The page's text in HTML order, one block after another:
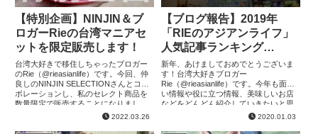
【特別企画】NINJIN＆ブ
ロガーRieの台湾マニアセ
ットを限定販売します！
台湾大好きで移住しちゃったブロガー
のRie（@rieasianlife）です。今回、仲
良しのNINJIN SELECTIONさんとコラ
ボレーションし、私のセレクト商品を
数量限定で販売することになりまし
た！さすがRieさん、選んだ商品がニッ
2022.03.26
【ブログ報告】2019年
「RIEのアジアンライフ」
人気記事ランキング
Top10!!
新年、あけましておめでとうございま
す！台湾大好きブロガー
Rie（@rieasianlife）です。今年も面白
い情報や役に立つ情報、美味しいお店
などをどんどん紹介していきたいと思
っておりますので、どうぞよろしくお
2020.01.03